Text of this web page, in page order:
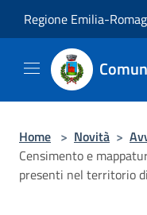
Regione Emilia-
Home > Novità >
Censimento e
presenti nel territorio